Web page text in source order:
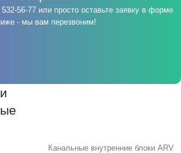
56-77или просто оставьте заявку в форме
- мы вам перезвоним!
Канальные внутренние блоки ARV